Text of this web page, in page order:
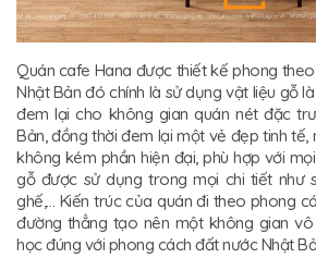
Quán cafe Hana được thiết kế phong
Nhật Bản đó chính là sử dụng vật liệu gỗ
đem lại cho không gian quán nét đặc
Bản, đồng thời đem lại một vẻ đẹp tinh tế,
không kém phần hiện đại, phù hợp với
gỗ được sử dụng trong mọi chi tiết như
ghế,… Kiến trúc của quán đi theo phong
đường thẳng tạo nên một không gian
học đúng với phong cách đất nước Nhật